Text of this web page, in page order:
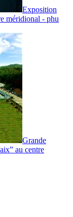
Exposition
méridional - phu
Grande
au centre